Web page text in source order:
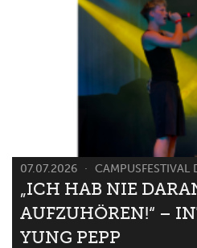
07.07.2026 CAMPUSFESTIVAL
„ICH HAB NIE
AUFZUHÖREN!“ –
YUNG PEPP